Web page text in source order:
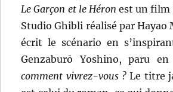
Le Garçon et le Héron est un film
Studio Ghibli réalisé par Hayao
écrit le scénario en
Genzaburō Yoshino, paru en
comment vivrez-vous ?Le titre